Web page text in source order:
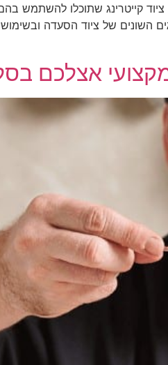
ציוד קייטרינג שתוכלו
השונים של ציוד הסעדה
אצלכם